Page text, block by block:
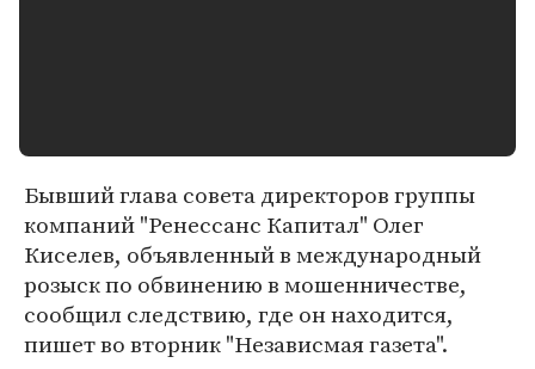
Бывший глава совета директоров группы
компаний "Ренессанс Капитал" Олег
Киселев, объявленный в международный
розыск по обвинению в мошенничестве,
сообщил следствию, где он находится,
пишет во вторник "Независмая газета".